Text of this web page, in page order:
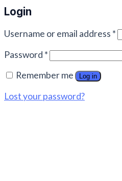
Login
Username or email address *
Password *
Remember me
Log in
Lost your password?